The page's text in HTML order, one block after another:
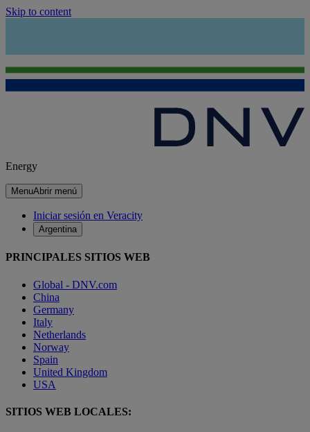
Skip to content
Energy
MenuAbrir menú
Iniciar sesión en Veracity
Argentina
PRINCIPALES SITIOS WEB
Global - DNV.com
China
Germany
Italy
Netherlands
Norway
Spain
United Kingdom
USA
SITIOS WEB LOCALES: